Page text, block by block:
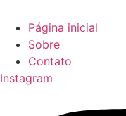
Página inicial
Sobre
Contato
Instagram